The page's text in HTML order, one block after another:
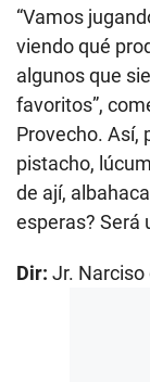
“Vamos
viendo qué
algunos que
favoritos”,
Provecho. Así,
pistacho,
de ají,
esperas? Será
Dir: Jr. Narciso